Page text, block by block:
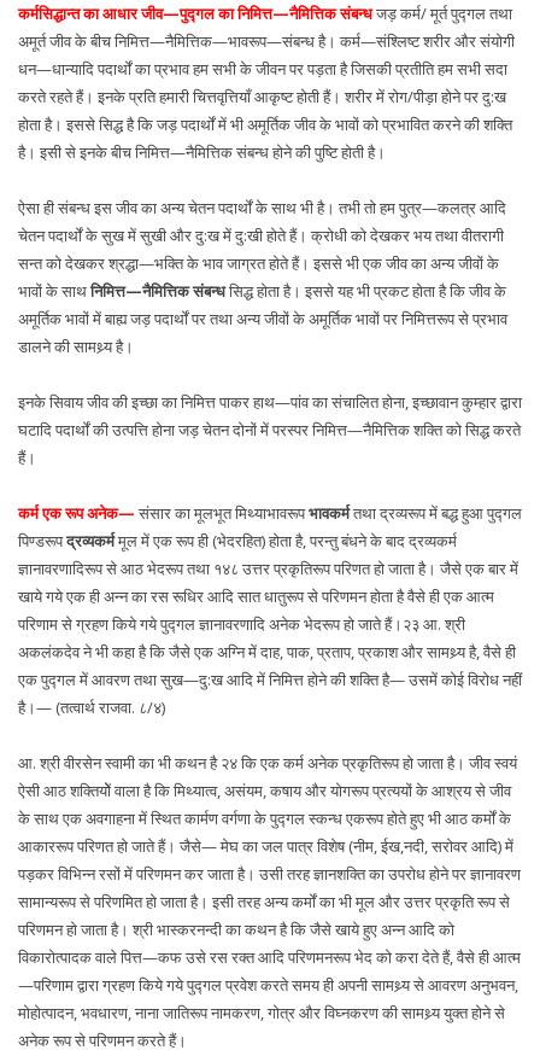
कर्मसिद्धान्त का आधार जीव—पुद्गल का निमित्त—नैमित्तिक संबन्धजड़ कर्म/ मूर्त पुद्गल तथा
अमूर्त जीव के बीच निमित्त—नैमित्तिक—भावरूप—संबन्ध है। कर्म—संश्लिष्ट शरीर और संयोगी
धन—धान्यादि पदार्थों का प्रभाव हम सभी के जीवन पर पड़ता है जिसकी प्रतीति हम सभी सदा
करते रहते हैं। इनके प्रति हमारी चित्तवृत्तियाँ आकृष्ट होती हैं। शरीर में रोग/पीड़ा होने पर दु:ख
होता है। इससे सिद्ध है कि जड़ पदार्थों में भी अमूर्तिक जीव के भावों को प्रभावित करने की शक्ति
है। इसी से इनके बीच निमित्त—नैमित्तिक संबन्ध होने की पुष्टि होती है।
ऐसा ही संबन्ध इस जीव का अन्य चेतन पदार्थों के साथ भी है। तभी तो हम पुत्र—कलत्र आदि
चेतन पदार्थों के सुख में सुखी और दु:ख में दु:खी होते हैं। क्रोधी को देखकर भय तथा वीतरागी
सन्त को देखकर श्रद्धा—भक्ति के भाव जाग्रत होते हैं। इससे भी एक जीव का अन्य जीवों के
भावों के साथनिमित्त—नैमित्तिक संबन्धसिद्ध होता है। इससे यह भी प्रकट होता है कि जीव के
अमूर्तिक भावों में बाह्य जड़ पदार्थों पर तथा अन्य जीवों के अमूर्तिक भावों पर निमित्तरूप से प्रभाव
डालने की सामथ्र्य है।
इनके सिवाय जीव की इच्छा का निमित्त पाकर हाथ—पांव का संचालित होना, इच्छावान कुम्हार द्वारा
घटादि पदार्थों की उत्पत्ति होना जड़ चेतन दोनों में परस्पर निमित्त—नैमित्तिक शक्ति को सिद्ध करते
हैं।
कर्म एक रूप अनेक— संसार का मूलभूत मिथ्याभावरूपभावकर्मतथा द्रव्यरूप में बद्ध हुआ पुद्गल
पिण्डरूपद्रव्यकर्ममूल में एक रूप ही (भेदरहित) होता है, परन्तु बंधने के बाद द्रव्यकर्म
ज्ञानावरणादिरूप से आठ भेदरूप तथा १४८ उत्तर प्रकृतिरूप परिणत हो जाता है। जैसे एक बार में
खाये गये एक ही अन्न का रस रूधिर आदि सात धातुरूप से परिणमन होता है वैसे ही एक आत्म
परिणाम से ग्रहण किये गये पुद्गल ज्ञानावरणादि अनेक भेदरूप हो जाते हैं।२३ आ. श्री
अकलंकदेव ने भी कहा है कि जैसे एक अग्नि में दाह, पाक, प्रताप, प्रकाश और सामथ्र्य है, वैसे ही
एक पुद्गल में आवरण तथा सुख—दु:ख आदि में निमित्त होने की शक्ति है— उसमें कोई विरोध नहीं
है।— (तत्वार्थ राजवा. ८/४)
आ. श्री वीरसेन स्वामी का भी कथन है २४ कि एक कर्म अनेक प्रकृतिरूप हो जाता है। जीव स्वयं
ऐसी आठ शक्तियोें वाला है कि मिथ्यात्व, असंयम, कषाय और योगरूप प्रत्ययों के आश्रय से जीव
के साथ एक अवगाहना में स्थित कार्मण वर्गणा के पुद्गल स्कन्ध एकरूप होते हुए भी आठ कर्मों के
आकाररूप परिणत हो जाते हैं। जैसे— मेघ का जल पात्र विशेष (नीम, ईख,नदी, सरोवर आदि) में
पड़कर विभिन्न रसों में परिणमन कर जाता है। उसी तरह ज्ञानशक्ति का उपरोध होने पर ज्ञानावरण
सामान्यरूप से परिणमित हो जाता है। इसी तरह अन्य कर्मों का भी मूल और उत्तर प्रकृति रूप से
परिणमन हो जाता है। श्री भास्करनन्दी का कथन है कि जैसे खाये हुए अन्न आदि को
विकारोत्पादक वाले पित्त—कफ उसे रस रक्त आदि परिणमनरूप भेद को करा देते हैं, वैसे ही आत्म
—परिणाम द्वारा ग्रहण किये गये पुद्गल प्रवेश करते समय ही अपनी सामथ्र्य से आवरण अनुभवन,
मोहोत्पादन, भवधारण, नाना जातिरूप नामकरण, गोत्र और विघ्नकरण की सामथ्र्य युक्त होने से
अनेक रूप से परिणमन करते हैं।